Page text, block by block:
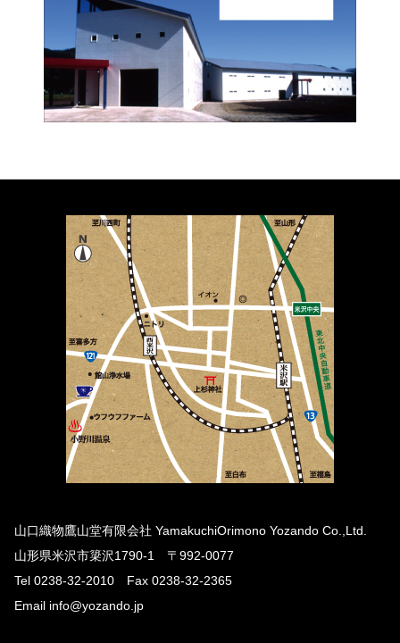
山口織物鷹山堂有限会社 YamakuchiOrimono Yozando Co.,Ltd.
山形県米沢市簗沢1790-1 〒992-0077
Tel 0238-32-2010 Fax 0238-32-2365
Email info@yozando.jp